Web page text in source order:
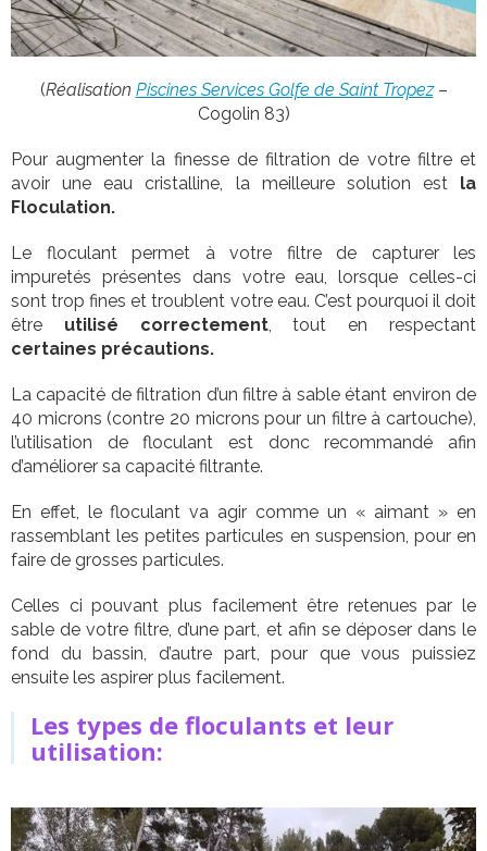
(Réalisation Piscines Services Golfe de Saint Tropez–
Cogolin 83)
Pour augmenter la finesse de filtration de votre filtre et
avoir une eau cristalline, la meilleure solution estla
Floculation.
Le floculant permet à votre filtre de capturer les
impuretés présentes dans votre eau, lorsque celles-ci
sont trop fines et troublent votre eau. C’est pourquoi il doit
être utilisé correctement, tout en respectant
certaines précautions.
La capacité de filtration d’un filtre à sable étant environ de
40 microns (contre 20 microns pour un filtre à cartouche),
l’utilisation de floculant est donc recommandé afin
d’améliorer sa capacité filtrante.
En effet, le floculant va agir comme un « aimant » en
rassemblant les petites particules en suspension, pour en
faire de grosses particules.
Celles ci pouvant plus facilement être retenues par le
sable de votre filtre, d’une part, et afin se déposer dans le
fond du bassin, d’autre part, pour que vous puissiez
ensuite les aspirer plus facilement.
Les types de floculants et leur
utilisation: